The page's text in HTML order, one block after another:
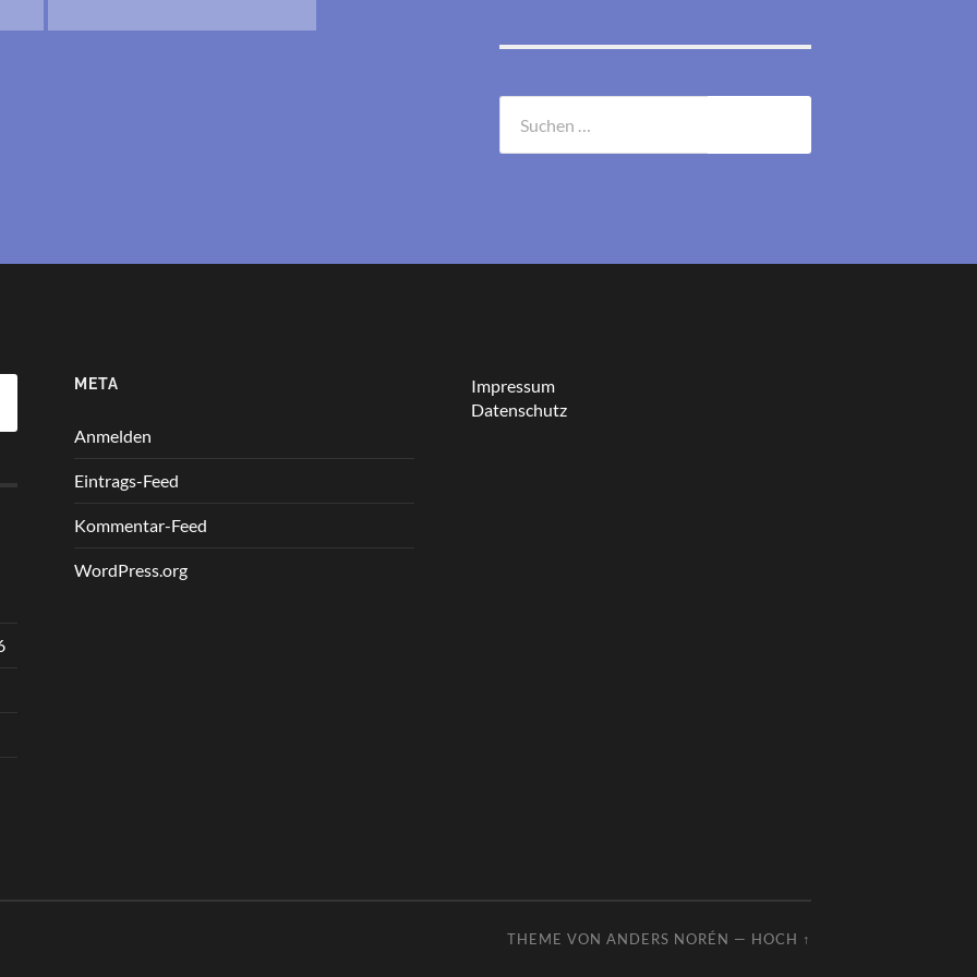
nach:
META
Anmelden
Eintrags-Feed
Kommentar-Feed
WordPress.org
Impressum
Datenschutz
THEME VON ANDERS NORÉN — HOCH ↑